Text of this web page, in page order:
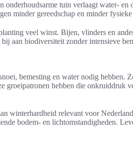
onderhoudsarme tuin verlaagt water- en
minder gereedschap en minder
veel winst. Bijen, vlinders en
aan biodiversiteit zonder intensieve
bemesting en water nodig hebben.
groeipatronen hebben die onkruiddruk
winterhardheid relevant voor
bodem- en lichtomstandigheden.